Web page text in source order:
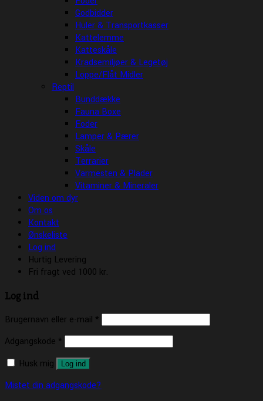
Godbidder
Huler & Transportkasser
Kattelemme
Katteskåle
Kradsemiljøer & Legetøj
Loppe/Flåt Midler
Reptil
Bunddække
Fauna Boxe
Foder
Lamper & Pærer
Skåle
Terrarier
Varmesten & Plader
Vitaminer & Mineraler
Viden om dyr
Om os
Kontakt
Ønskeliste
Log ind
Hurtig Levering
Fri fragt ved 1000 kr.
Log ind
Brugernavn eller e-mail *
Adgangskode *
Husk mig
Log ind
Mistet din adgangskode?